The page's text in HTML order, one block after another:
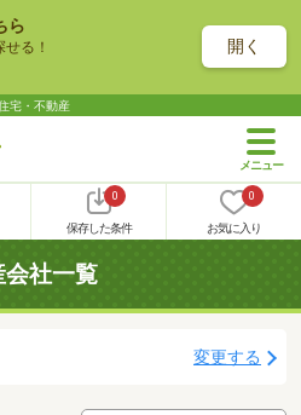
ら
る！ 開く
宅・不動産
0
保存した条件
0
お気に入り
社一覧
変更する